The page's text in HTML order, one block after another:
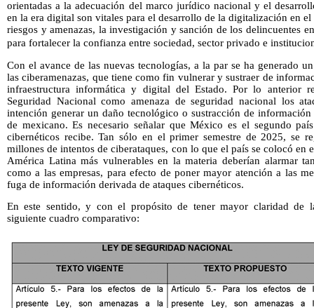
orientadas a la adecuación del marco jurídico nacional y el
en la era digital son vitales para el desarrollo de la digitalización en
riesgos y amenazas, la investigación y sanción de los delincuentes
para fortalecer la confianza entre sociedad, sector privado e
Con el avance de las nuevas tecnologías, a la par se ha generado
las ciberamenazas, que tiene como fin vulnerar y sustraer de
infraestructura informática y digital del Estado. Por lo anterior
Seguridad Nacional como amenaza de seguridad nacional los
intención generar un daño tecnológico o sustracción de
de mexicano. Es necesario señalar que México es el segundo
cibernéticos recibe. Tan sólo en el primer semestre de 2025, se
millones de intentos de ciberataques, con lo que el país se colocó en
América Latina más vulnerables en la materia deberían alarmar
como a las empresas, para efecto de poner mayor atención a las
fuga de información derivada de ataques cibernéticos.
En este sentido, y con el propósito de tener mayor claridad de
siguiente cuadro comparativo: